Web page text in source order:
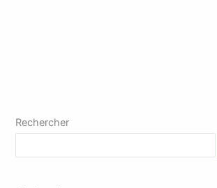
Rechercher